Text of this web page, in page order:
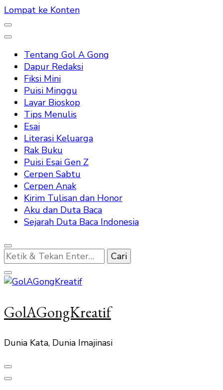
Lompat ke Konten
Tentang Gol A Gong
Dapur Redaksi
Fiksi Mini
Puisi Minggu
Layar Bioskop
Tips Menulis
Esai
Literasi Keluarga
Rak Buku
Puisi Esai Gen Z
Cerpen Sabtu
Cerpen Anak
Kirim Tulisan dan Honor
Aku dan Duta Baca
Sejarah Duta Baca Indonesia
Mencari
Sesuatu?
GolAGongKreatif
Dunia Kata, Dunia Imajinasi